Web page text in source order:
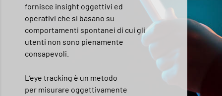
fornisce insight oggettivi ed
operativi che si basano su
comportamenti spontanei di cui gli
utenti non sono pienamente
consapevoli.
L’eye tracking è un metodo
per misurare oggettivamente